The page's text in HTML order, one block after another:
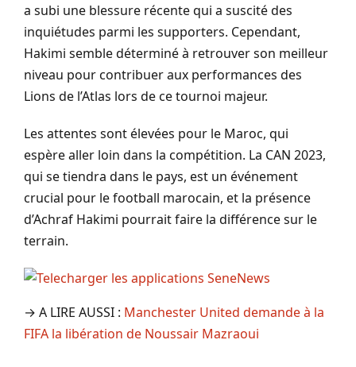
a subi une blessure récente qui a suscité des
inquiétudes parmi les supporters. Cependant,
Hakimi semble déterminé à retrouver son meilleur
niveau pour contribuer aux performances des
Lions de l’Atlas lors de ce tournoi majeur.
Les attentes sont élevées pour le Maroc, qui
espère aller loin dans la compétition. La CAN 2023,
qui se tiendra dans le pays, est un événement
crucial pour le football marocain, et la présence
d’Achraf Hakimi pourrait faire la différence sur le
terrain.
→ A LIRE AUSSI : Manchester United demande à la
FIFA la libération de Noussair Mazraoui